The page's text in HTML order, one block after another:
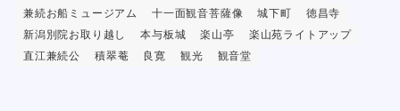
兼続お船ミュージアム
十一面観音菩薩像 城下町
徳昌寺
新潟別院お取り越し
本与板城 楽山亭
楽山苑ライトアップ
直江兼続公
積翠菴 良寛 観光 観音堂